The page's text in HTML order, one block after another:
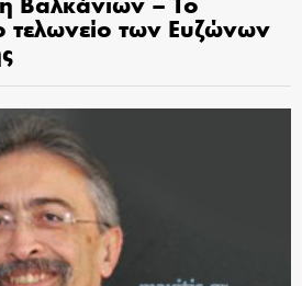
τελωνείο των Ευζώνων